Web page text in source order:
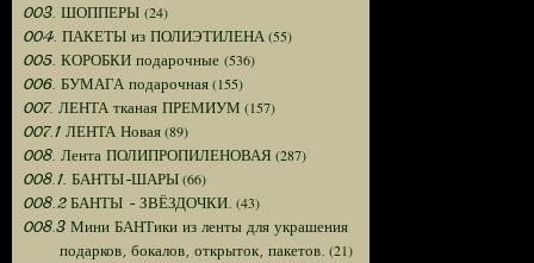
003. ШОППЕРЫ (24)
004. ПАКЕТЫ из ПОЛИЭТИЛЕНА(55)
005. КОРОБКИ подарочные (536)
006. БУМАГА подарочная(155)
007. ЛЕНТА тканая ПРЕМИУМ (157)
007.1 ЛЕНТА Новая(89)
008. Лента ПОЛИПРОПИЛЕНОВАЯ (287)
008.1. БАНТЫ-ШАРЫ(66)
008.2 БАНТЫ - ЗВЁЗДОЧКИ. (43)
008.3 Мини БАНТики из ленты для украшения
подарков, бокалов, открыток, пакетов. (21)